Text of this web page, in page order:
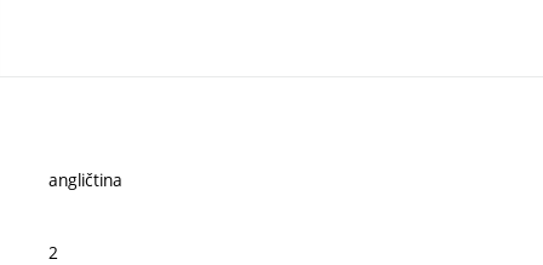
angličtina
2